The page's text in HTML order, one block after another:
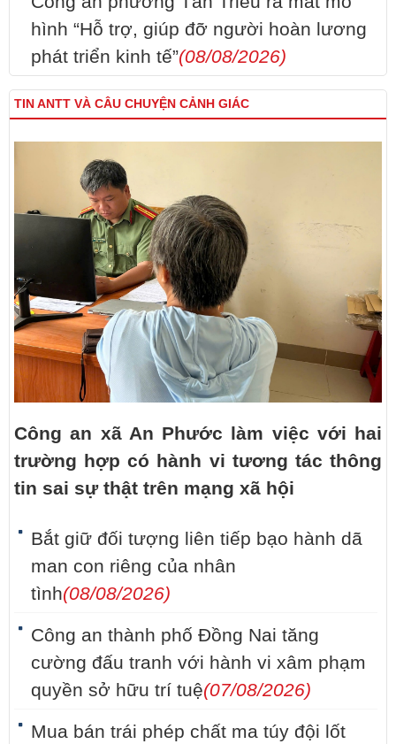
hình “Hỗ trợ, giúp đỡ người hoàn lương
phát triển kinh tế”(08/08/2026)
TIN ANTT VÀ CÂU CHUYỆN CẢNH GIÁC
Công an xã An Phước làm việc với hai
trường hợp có hành vi tương tác thông
tin sai sự thật trên mạng xã hội
Bắt giữ đối tượng liên tiếp bạo hành dã
man con riêng của nhân
tình(08/08/2026)
Công an thành phố Đồng Nai tăng
cường đấu tranh với hành vi xâm phạm
quyền sở hữu trí tuệ(07/08/2026)
Mua bán trái phép chất ma túy đội lốt